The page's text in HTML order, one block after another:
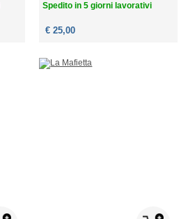
Spedito in 5 giorni lavorativi
€ 25,00